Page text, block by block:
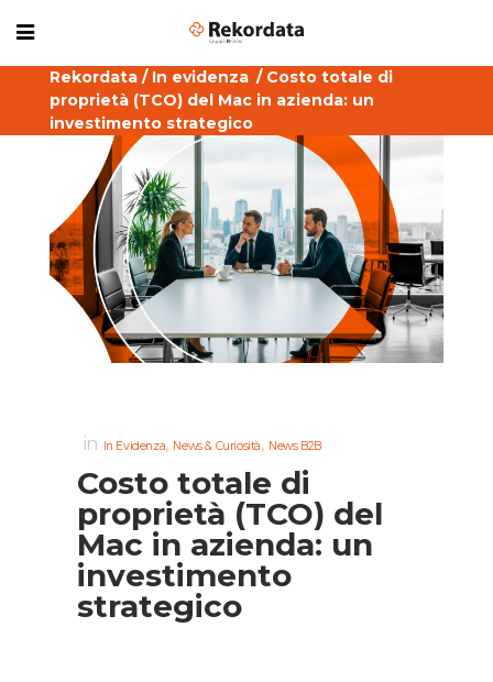
Rekordata / In evidenza / Costo totale di
proprietà (TCO) del Mac in azienda: un
investimento strategico
in In Evidenza, News & Curiosità, News B2B
Costo totale di
proprietà (TCO) del
Mac in azienda: un
investimento
strategico